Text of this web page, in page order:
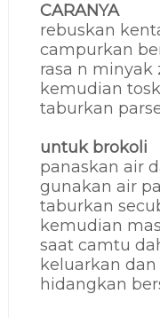
CARANYA
rebuskan
campurkan
rasa n minyak
kemudian
taburkan
untuk brokoli
panaskan air
gunakan air
taburkan
kemudian
saat camtu
keluarkan
hidangkan